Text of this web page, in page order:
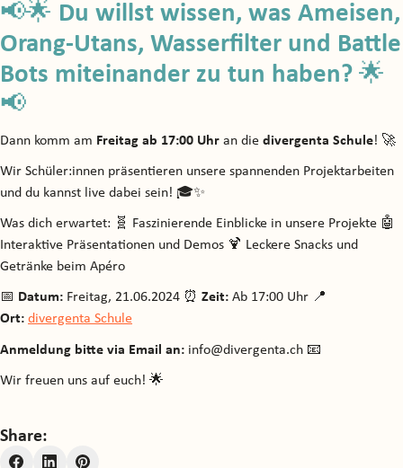
📢🌟 Du willst wissen, was Ameisen,
Orang-Utans, Wasserfilter und Battle
Bots miteinander zu tun haben? 🌟
📢
Dann komm am Freitag ab 17:00 Uhr an die d ivergenta Schule! 🚀
Wir Schüler:innen präsentieren unsere spannenden Projektarbeiten
und du kannst live dabei sein! 🎓✨
Was dich erwartet: 🧬 Faszinierende Einblicke in unsere Projekte 🤖
Interaktive Präsentationen und Demos 🍹 Leckere Snacks und
Getränke beim Apéro
📅 Datum: Freitag, 21.06.2024 ⏰ Zeit: Ab 17:00 Uhr 📍
Ort: divergenta Schule
Anmeldung bitte via Email an: info@divergenta.ch 📧
Wir freuen uns auf euch! 🌟
Share: